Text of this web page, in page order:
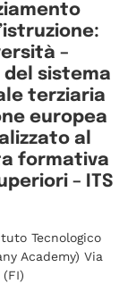
–
del sistema
terziaria
europea
al
formativa
– ITS
Tecnologico
Academy) Via